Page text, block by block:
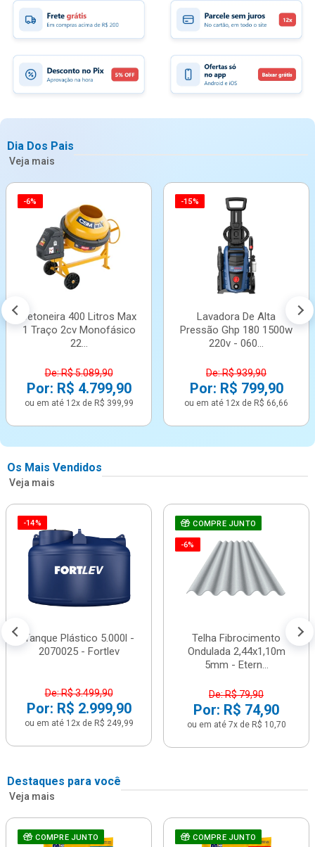
Dia Dos Pais
Veja mais
-6%
Betoneira 400 Litros Max
1 Traço 2cv Monofásico
22...
De: R$ 5.089,90
Por: R$ 4.799,90
ou em até 12x de R$ 399,99
-15%
Lavadora De Alta
Pressão Ghp 180 1500w
220v - 060...
De: R$ 939,90
Por: R$ 799,90
ou em até 12x de R$ 66,66
Os Mais Vendidos
Veja mais
-14%
Tanque Plástico 5.000l -
2070025 - Fortlev
De: R$ 3.499,90
Por: R$ 2.999,90
ou em até 12x de R$ 249,99
COMPRE JUNTO
-6%
Telha Fibrocimento
Ondulada 2,44x1,10m
5mm - Etern...
De: R$ 79,90
Por: R$ 74,90
ou em até 7x de R$ 10,70
Destaques para você
Veja mais
COMPRE JUNTO COMPRE JUNTO